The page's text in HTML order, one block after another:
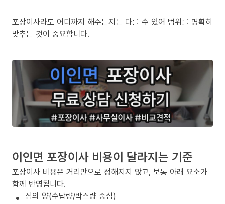
포장이사라도 어디까지 해주는지는 다를 수 있어 범위를 명확히
맞추는 것이 중요합니다.
이인면 포장이사 비용이 달라지는 기준
포장이사 비용은 거리만으로 정해지지 않고, 보통 아래 요소가
함께 반영됩니다.
짐의 양(수납량/박스량 중심)